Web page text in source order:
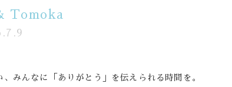
Tomoka
みんなに「ありがとう」を伝えられる時間を。